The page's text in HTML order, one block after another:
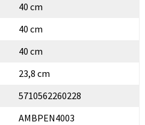
40 cm
40 cm
40 cm
23,8 cm
5710562260228
AMBPEN4003